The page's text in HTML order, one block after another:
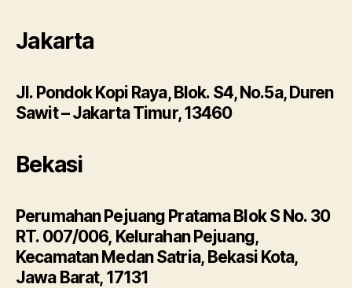
Jakarta
Jl. Pondok Kopi Raya, Blok. S4, No.5a, Duren
Sawit – Jakarta Timur, 13460
Bekasi
Perumahan Pejuang Pratama Blok S No. 30
RT. 007/006, Kelurahan Pejuang,
Kecamatan Medan Satria, Bekasi Kota,
Jawa Barat, 17131